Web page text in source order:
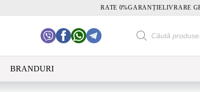
RATE 0%GARANȚIELIVRARE
Products
search
BRANDURI